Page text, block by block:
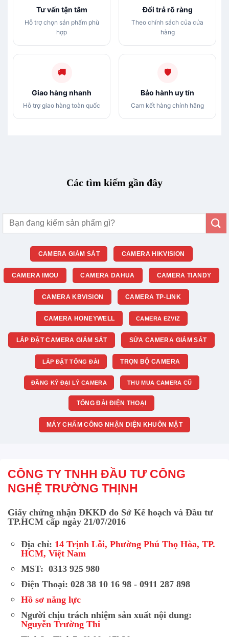
Tư vấn tận tâm
Hỗ trợ chọn sản phẩm phù
hợp
Đổi trả rõ ràng
Theo chính sách của cửa
hàng
🚚
Giao hàng nhanh
Hỗ trợ giao hàng toàn quốc
🛡
Bảo hành uy tín
Cam kết hàng chính hãng
Các tìm kiếm gần đây
Tìm
CAMERA GIÁM SÁT CAMERA HIKVISION
CAMERA IMOU CAMERA DAHUA CAMERA TIANDY
CAMERA KBVISION CAMERA TP-LINK
CAMERA HONEYWELL CAMERA EZVIZ
LẮP ĐẶT CAMERA GIÁM SÁT SỬA CAMERA GIÁM SÁT
LẮP ĐẶT TỔNG ĐÀI TRỌN BỘ CAMERA
ĐĂNG KÝ ĐẠI LÝ CAMERA THU MUA CAMERA CŨ
TỔNG ĐÀI ĐIỆN THOẠI
MÁY CHẤM CÔNG NHẬN DIỆN KHUÔN MẶT
CÔNG TY TNHH ĐẦU TƯ CÔNG
NGHỆ TRƯỜNG THỊNH
Giấy chứng nhận ĐKKD do Sở Kế hoạch và Đầu tư
TP.HCM cấp ngày 21/07/2016
Địa chỉ: 14 Trịnh Lỗi, Phường Phú Thọ Hòa, TP.
HCM, Việt Nam
MST: 0313 925 980
Điện Thoại: 028 38 10 16 98 - 0911 287 898
Hồ sơ năng lực
Người chịu trách nhiệm sản xuất nội dung:
Nguyễn Trường Thi